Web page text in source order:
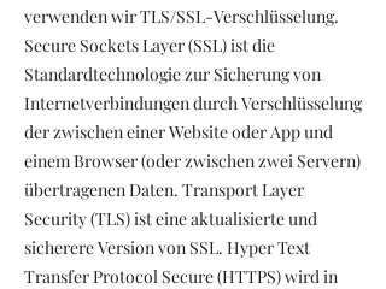
verwenden wir TLS/SSL-Verschlüsselung.
Secure Sockets Layer (SSL) ist die
Standardtechnologie zur Sicherung von
Internetverbindungen durch Verschlüsselung
der zwischen einer Website oder App und
einem Browser (oder zwischen zwei Servern)
übertragenen Daten. Transport Layer
Security (TLS) ist eine aktualisierte und
sicherere Version von SSL. Hyper Text
Transfer Protocol Secure (HTTPS) wird in